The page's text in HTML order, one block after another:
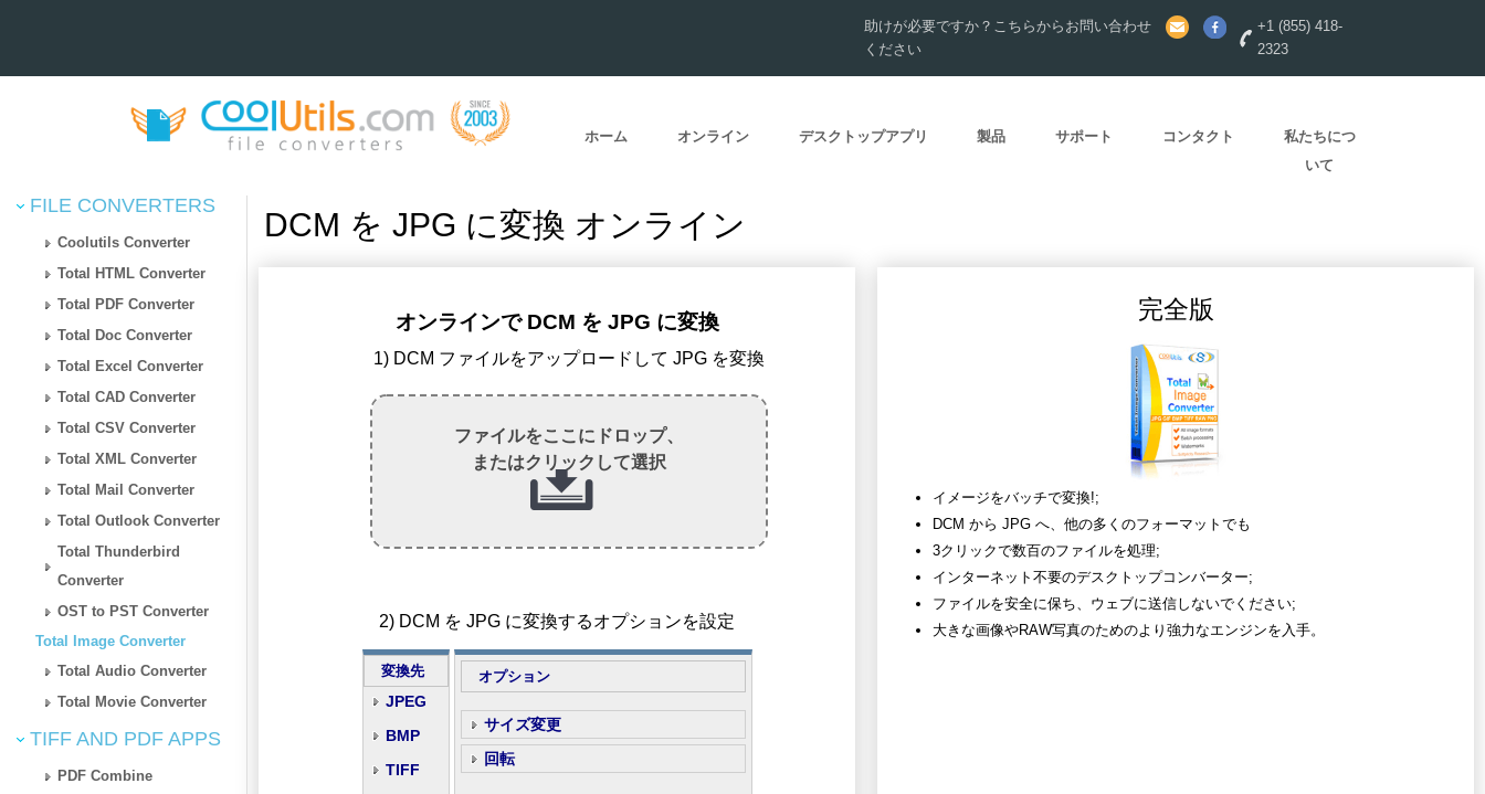
助けが必要ですか？こちらからお問い合わせ
ください
+1 (855) 418-
2323
ホーム オンライン デスクトップアプリ 製品 サポート コンタクト
私たちにつ
いて
FILE CONVERTERS
Coolutils Converter
Total HTML Converter
Total PDF Converter
Total Doc Converter
Total Excel Converter
Total CAD Converter
Total CSV Converter
Total XML Converter
Total Mail Converter
Total Outlook Converter
Total Thunderbird
Converter
OST to PST Converter
Total Image Converter
Total Audio Converter
Total Movie Converter
TIFF AND PDF APPS
PDF Combine
DCM を JPG に変換 オンライン
オンラインで DCM を JPG に変換
1) DCM ファイルをアップロードして JPG を変換
ファイルをここにドロップ、
またはクリックして選択
2) DCM を JPG に変換するオプションを設定
変換先
JPEG
BMP
TIFF
オプション
サイズ変更
回転
完全版
イメージをバッチで変換!;
DCM から JPG へ、他の多くのフォーマットでも
3クリックで数百のファイルを処理;
インターネット不要のデスクトップコンバーター;
ファイルを安全に保ち、ウェブに送信しないでください;
大きな画像やRAW写真のためのより強力なエンジンを入手。